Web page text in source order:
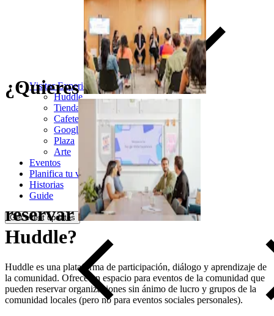
Visitor Experience
Huddle
Tienda Pop-Up
Cafetería
Google Store
Plaza
Arte
Eventos
Planifica tu visita
Historias
Guide
Get event updates
¿Quieres
reservar
Huddle?
Huddle es una plataforma de participación, diálogo y aprendizaje de
la comunidad. Ofrece un espacio para eventos de la comunidad que
pueden reservar organizaciones sin ánimo de lucro y grupos de la
comunidad locales (pero no para eventos sociales personales).